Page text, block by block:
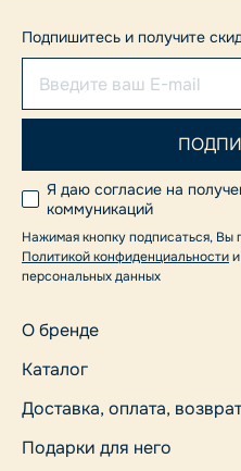
О бренде
Каталог
Доставка, оплата,
Подарки для него
Подпишитесь и получите
Я даю согласие на
коммуникаций
Нажимая кнопку подписаться, Вы
Политикой конфиденциальности
персональных данных